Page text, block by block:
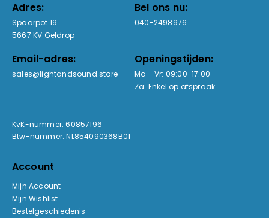
Adres:
Spaarpot 19
5667 KV Geldrop
Bel ons nu:
040-2498976
Email-adres:
sales@lightandsound.store
Openingstijden:
Ma - Vr: 09:00-17:00
Za: Enkel op afspraak
KvK-nummer: 60857196
Btw-nummer: NL854090368B01
Account
Mijn Account
Mijn Wishlist
Bestelgeschiedenis